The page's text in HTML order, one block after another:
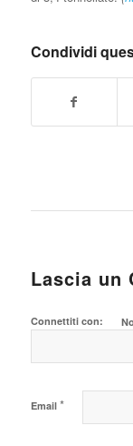
Condividi
Lascia un
Connettiti con:
Email *